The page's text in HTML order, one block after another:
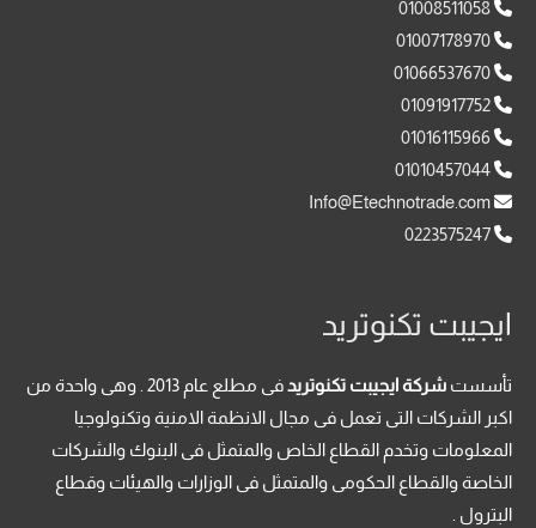
01008511058
01007178970
01066537670
01091917752
01016115966
01010457044
0223575247
ايجيبت تكنوتريد
تأسست شركة ايجيبت تكنوتريد
فى مطلع عام 2013 . وهى واحدة من
اكبر الشركات التى تعمل فى مجال الانظمة الامنية وتكنولوجيا
المعلومات وتخدم القطاع الخاص والمتمثل فى البنوك والشركات
الخاصة والقطاع الحكومى والمتمثل فى الوزارات والهيئات وقطاع
البترول .